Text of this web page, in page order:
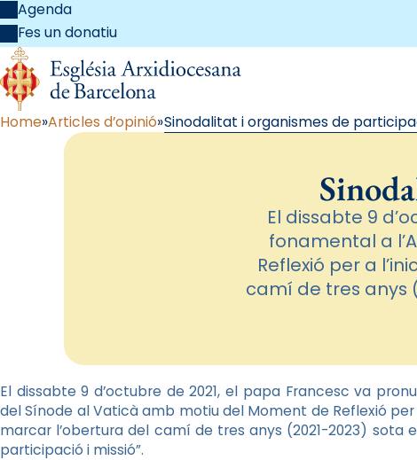
Agenda
Fes un donatiu
Home Articles d’opinió Sinodalitat i organismes de
El dissabte 9
fonamental a
Reflexió per a
camí de tres anys
El dissabte 9 d’octubre de 2021, el papa Francesc va
del Sínode al Vaticà amb motiu del Moment de Reflexió
marcar l’obertura del camí de tres anys (2021-2023) sota
participació i missió”.